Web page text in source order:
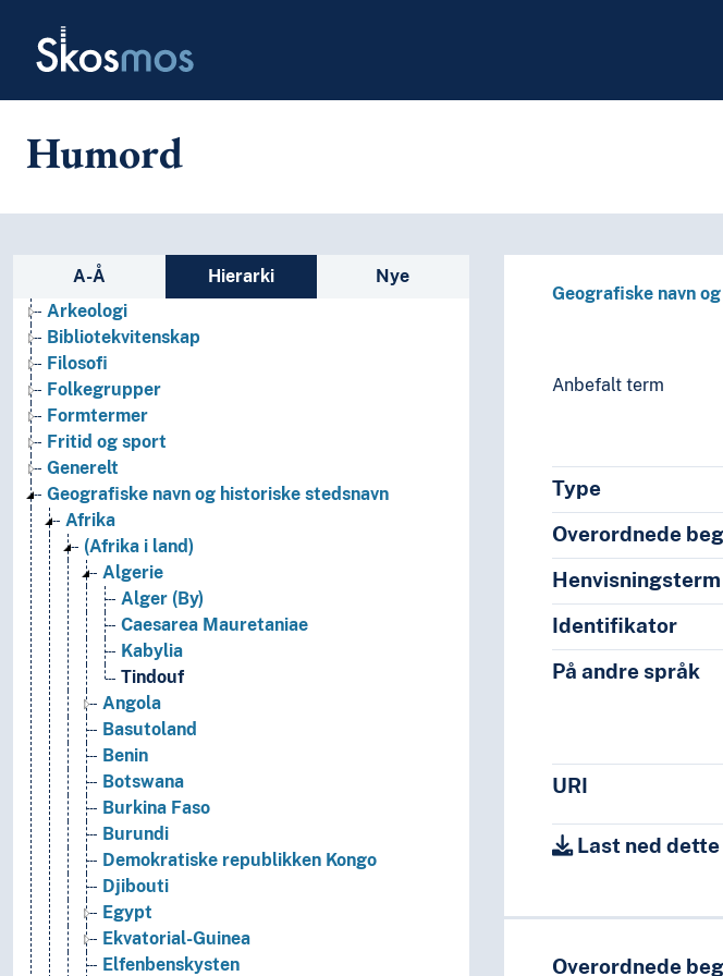
Skosmos
Humord
Sidefelt: navigér i vokabularet på ulike måter
A-Å Hierarki
Nye
Arkeologi
Bibliotekvitenskap
Filosofi
Folkegrupper
Formtermer
Fritid og sport
Generelt
Geografiske navn og historiske stedsnavn
Afrika
(Afrika i land)
Algerie
Alger (By)
Caesarea Mauretaniae
Kabylia
Tindouf
Angola
Basutoland
Benin
Botswana
Burkina Faso
Burundi
Demokratiske republikken Kongo
Djibouti
Egypt
Ekvatorial-Guinea
Elfenbenskysten
Geografiske navn
Anbefalt term
Type
Overordnede
Henvisningsterm
Identifikator
På andre språk
URI
Last ned
Overordnede